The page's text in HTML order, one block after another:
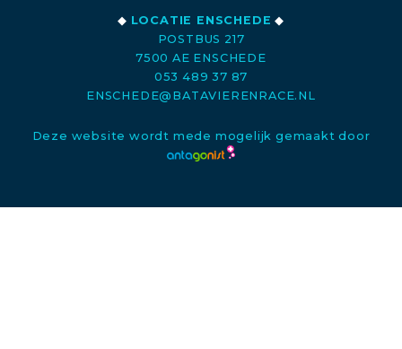
◆ LOCATIE ENSCHEDE ◆
POSTBUS 217
7500 AE ENSCHEDE
053 489 37 87
ENSCHEDE@BATAVIERENRACE.NL
Deze website wordt mede mogelijk gemaakt door